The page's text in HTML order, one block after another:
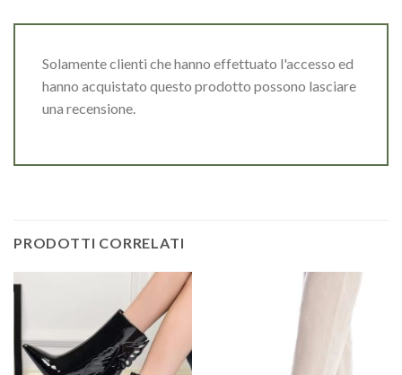
Solamente clienti che hanno effettuato l'accesso ed
hanno acquistato questo prodotto possono lasciare
una recensione.
PRODOTTI CORRELATI